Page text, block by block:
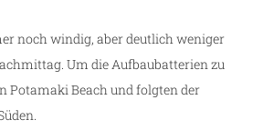
noch windig, aber deutlich weniger
Um die Aufbaubatterien zu
Potamaki Beach und folgten der